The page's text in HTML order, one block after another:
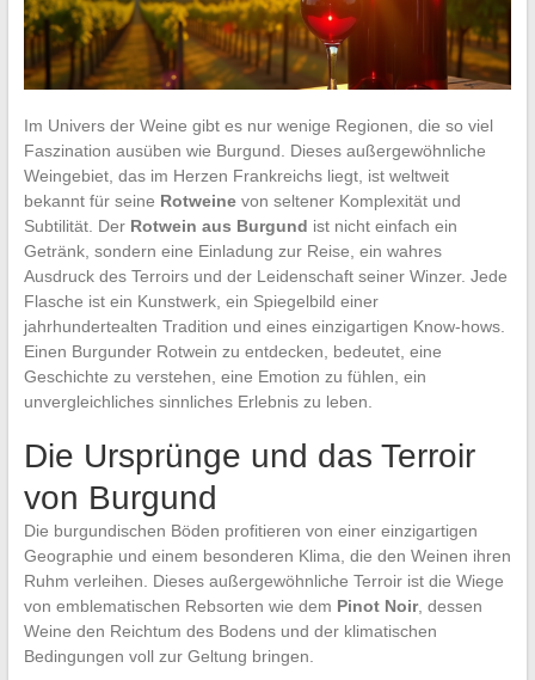
Im Univers der Weine gibt es nur wenige Regionen, die so viel
Faszination ausüben wie Burgund. Dieses außergewöhnliche
Weingebiet, das im Herzen Frankreichs liegt, ist weltweit
bekannt für seine Rotweinevon seltener Komplexität und
Subtilität. Der Rotwein aus Burgund ist nicht einfach ein
Getränk, sondern eine Einladung zur Reise, ein wahres
Ausdruck des Terroirs und der Leidenschaft seiner Winzer. Jede
Flasche ist ein Kunstwerk, ein Spiegelbild einer
jahrhundertealten Tradition und eines einzigartigen Know-hows.
Einen Burgunder Rotwein zu entdecken, bedeutet, eine
Geschichte zu verstehen, eine Emotion zu fühlen, ein
unvergleichliches sinnliches Erlebnis zu leben.
Die Ursprünge und das Terroir
von Burgund
Die burgundischen Böden profitieren von einer einzigartigen
Geographie und einem besonderen Klima, die den Weinen ihren
Ruhm verleihen. Dieses außergewöhnliche Terroir ist die Wiege
von emblematischen Rebsorten wie dem Pinot Noir, dessen
Weine den Reichtum des Bodens und der klimatischen
Bedingungen voll zur Geltung bringen.